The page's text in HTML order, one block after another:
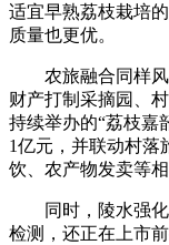
适宜早熟荔枝栽培
质量也更优。
农旅融合同样风
财产打制采摘园、
持续举办的“荔枝嘉
1亿元，并联动村落
饮、农产物发卖等
同时，陵水强化
检测，还正在上市